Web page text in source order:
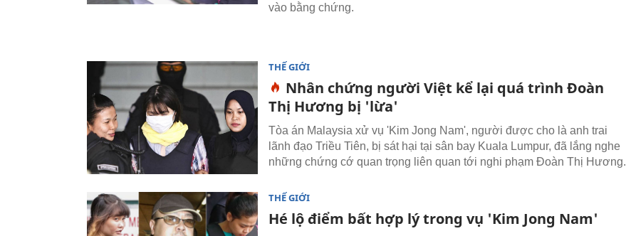
vào bằng chứng.
THẾ GIỚI
Nhân chứng người Việt kể lại quá trình Đoàn
Thị Hương bị 'lừa'
Tòa án Malaysia xử vụ 'Kim Jong Nam', người được cho là anh trai
lãnh đạo Triều Tiên, bị sát hại tại sân bay Kuala Lumpur, đã lắng nghe
những chứng cớ quan trọng liên quan tới nghi phạm Đoàn Thị Hương.
THẾ GIỚI
Hé lộ điểm bất hợp lý trong vụ 'Kim Jong Nam'